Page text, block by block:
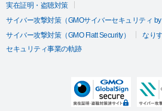
実在証明・盗聴対策
サイバー攻撃対策（GMOサイバーセキュリティ by
サイバー攻撃対策（GMO Flatt Security）
なり
セキュリティ事業の軌跡